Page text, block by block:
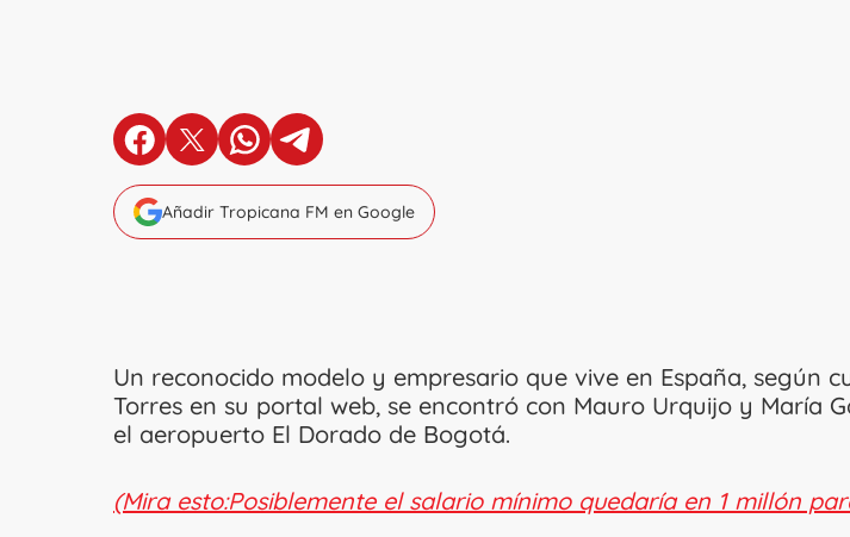
en Facebook
en X en Whatsapp
en Telegram
Añadir Tropicana FM en Google
Un reconocido modelo y empresario que vive en España, según
Torres en su portal web, se encontró con Mauro Urquijo y María
el aeropuerto El Dorado de Bogotá.
(Mira esto:Posiblemente el salario mínimo quedaría en 1 millón